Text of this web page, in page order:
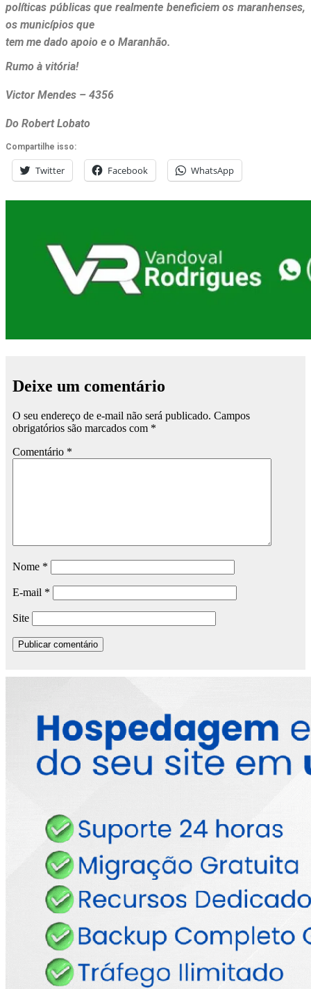
políticas públicas que realmente beneficiem os maranhenses,
os municípios que
tem me dado apoio e o Maranhão.
Rumo à vitória!
Victor Mendes – 4356
Do Robert Lobato
Compartilhe isso:
Twitter Facebook WhatsApp
Deixe um comentário
O seu endereço de e-mail não será publicado. Campos
obrigatórios são marcados com *
Comentário *
Nome *
E-mail *
Site